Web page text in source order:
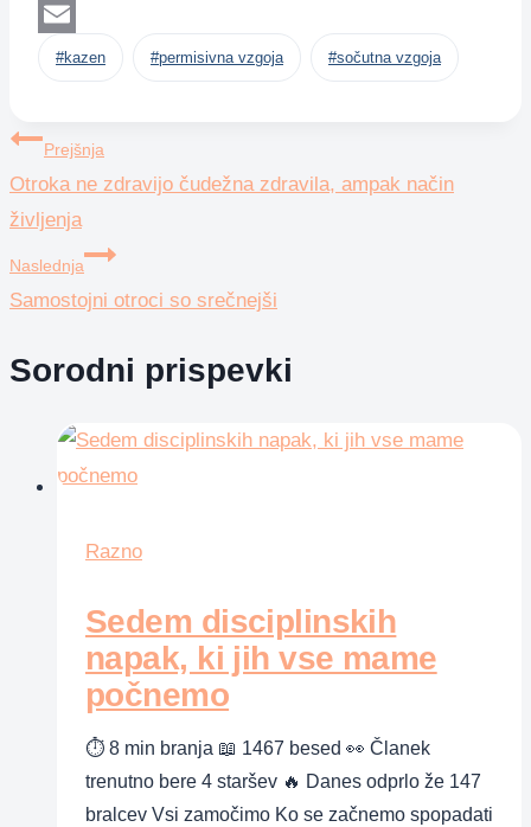
WhatsApp
Email
Post
Tags:
#kazen #permisivna vzgoja #sočutna vzgoja
Navigacija
prispevka
Prejšnja
Otroka ne zdravijo čudežna zdravila, ampak način
življenja
Naslednja
Samostojni otroci so srečnejši
Sorodni prispevki
Razno
Sedem disciplinskih
napak, ki jih vse mame
počnemo
⏱ 8 min branja 📖 1467 besed 👀 Članek
trenutno bere 4 staršev 🔥 Danes odprlo že 147
bralcev Vsi zamočimo Ko se začnemo spopadati